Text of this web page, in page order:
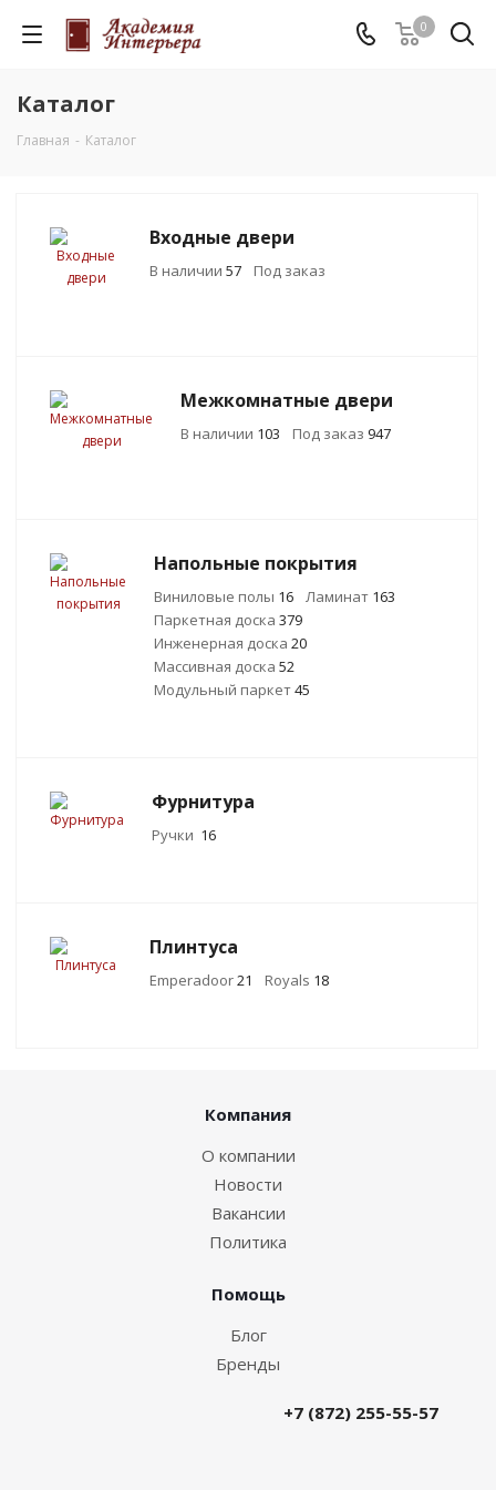
0
Каталог
Главная - Каталог
Входные двери
В наличии 57 Под заказ
Межкомнатные двери
В наличии 103 Под заказ 947
Напольные покрытия
Виниловые полы 16 Ламинат 163
Паркетная доска 379
Инженерная доска 20
Массивная доска 52
Модульный паркет45
Фурнитура
Ручки 16
Плинтуса
Emperadoor21 Royals 18
Компания
О компании
Новости
Вакансии
Политика
Помощь
Блог
Бренды
+7 (872) 255-55-57